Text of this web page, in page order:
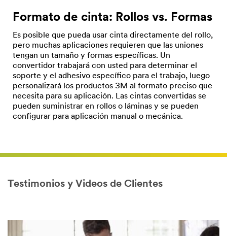
Formato de cinta: Rollos vs. Formas
Es posible que pueda usar cinta directamente del rollo,
pero muchas aplicaciones requieren que las uniones
tengan un tamaño y formas específicas. Un
convertidor trabajará con usted para determinar el
soporte y el adhesivo específico para el trabajo, luego
personalizará los productos 3M al formato preciso que
necesita para su aplicación. Las cintas convertidas se
pueden suministrar en rollos o láminas y se pueden
configurar para aplicación manual o mecánica.
Testimonios y Videos de Clientes